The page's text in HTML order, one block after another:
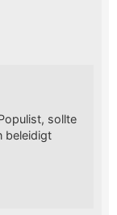
sollte
beleidigt